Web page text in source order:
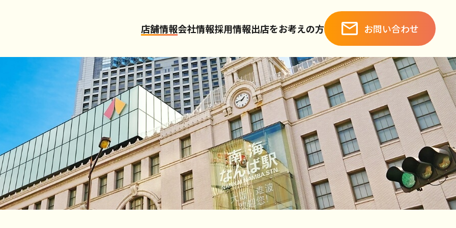
店舗情報会社情報採用情報出店をお考えの方 お問い合わせ